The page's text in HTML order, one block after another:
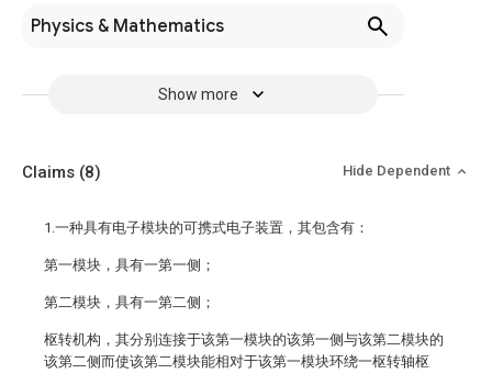
Physics & Mathematics
Show more
Claims (8) Hide Dependent
1.一种具有电子模块的可携式电子装置，其包含有：
第一模块，具有一第一侧；
第二模块，具有一第二侧；
枢转机构，其分别连接于该第一模块的该第一侧与该第二模块的
该第二侧而使该第二模块能相对于该第一模块环绕一枢转轴枢